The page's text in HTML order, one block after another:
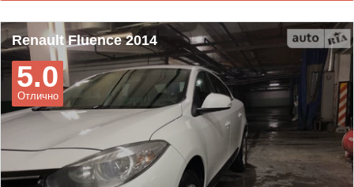
Renault Fluence 2014
Отлично
5.0